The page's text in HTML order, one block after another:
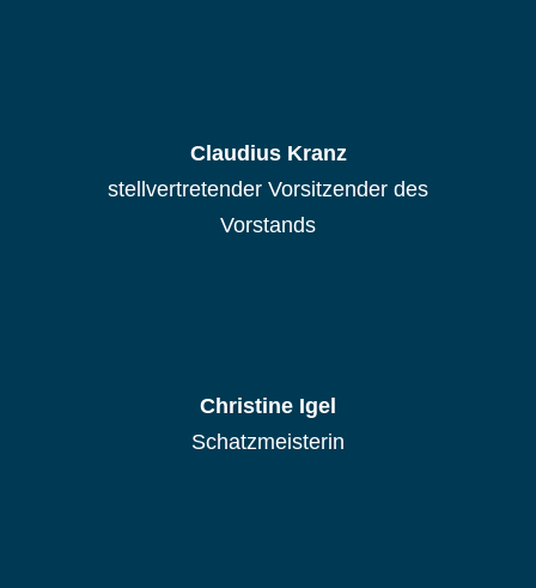
Claudius Kranz
stellvertretender Vorsitzender des
Vorstands
Christine Igel
Schatzmeisterin